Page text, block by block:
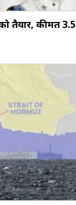
तैयार, कीमत 3.5